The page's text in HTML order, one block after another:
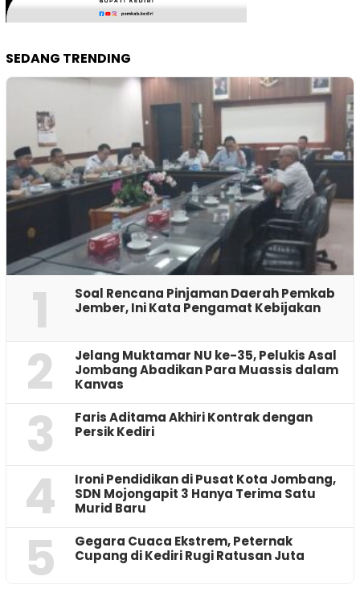
SEDANG TRENDING
1
‎Soal Rencana Pinjaman Daerah Pemkab
Jember, Ini Kata Pengamat Kebijakan ‎
2
Jelang Muktamar NU ke-35, Pelukis Asal
Jombang Abadikan Para Muassis dalam
Kanvas
3
Faris Aditama Akhiri Kontrak dengan
Persik Kediri
4
Ironi Pendidikan di Pusat Kota Jombang,
SDN Mojongapit 3 Hanya Terima Satu
Murid Baru
5
‎Gegara Cuaca Ekstrem, Peternak
Cupang di Kediri Rugi Ratusan Juta